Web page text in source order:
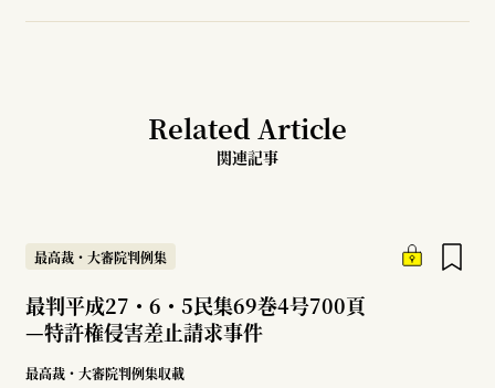
Related Article
関連記事
最高裁・大審院判例集
最判平成27・6・5民集69巻4号700頁
—特許権侵害差止請求事件
最高裁・大審院判例集収載